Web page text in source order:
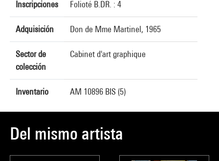
Inscripciones Folioté B.DR. : 4
Adquisición Don de Mme Martinel, 1965
Sector de
colección
Cabinet d'art graphique
Inventario AM 10896 BIS (5)
Del mismo artista